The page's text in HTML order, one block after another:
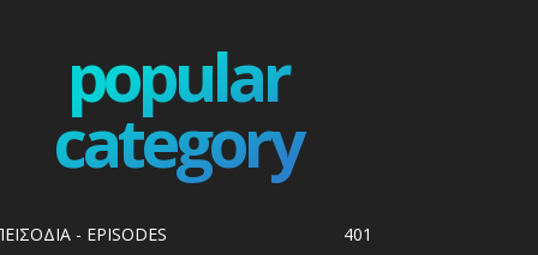
popular
category
- EPISODES
401